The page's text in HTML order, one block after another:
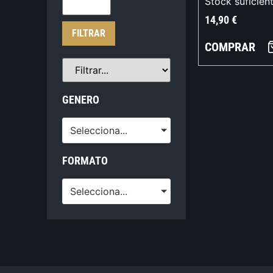
FILTRAR
GENERO
Selecciona...
FORMATO
Selecciona...
14,90€
COMPRAR